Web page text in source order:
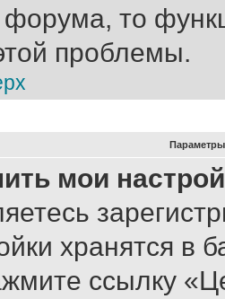
то
проблемы.
Параметры
мои
хранятся в
ссылку